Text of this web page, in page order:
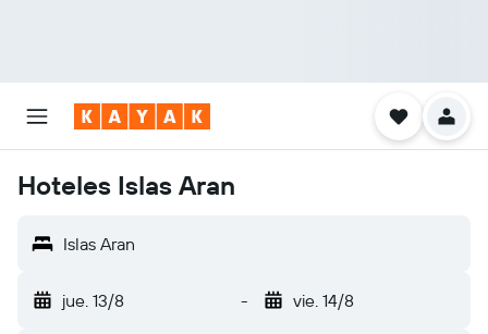
Hoteles Islas Aran
Islas Aran
jue. 13/8 - vie. 14/8